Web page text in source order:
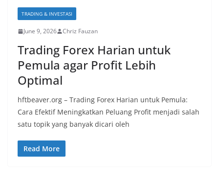
TRADING & INVESTASI
June 9, 2026 Chriz Fauzan
Trading Forex Harian untuk
Pemula agar Profit Lebih
Optimal
hftbeaver.org – Trading Forex Harian untuk Pemula:
Cara Efektif Meningkatkan Peluang Profit menjadi salah
satu topik yang banyak dicari oleh
Read More